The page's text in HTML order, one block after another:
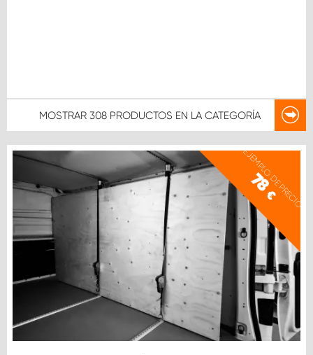
MOSTRAR 308 PRODUCTOS EN LA CATEGORÍA
EJEMPLO DE PRECIO
78
€